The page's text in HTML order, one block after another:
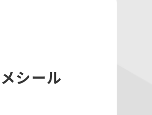
シール